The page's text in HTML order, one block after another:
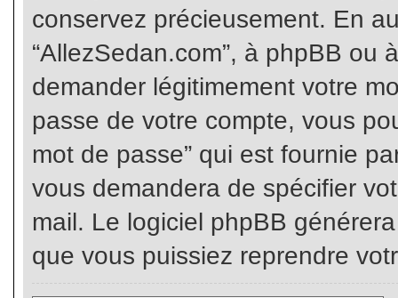
conservez précieusement. En
“AllezSedan.com”, à phpBB ou
demander légitimement votre
passe de votre compte, vous
mot de passe” qui est fournie
vous demandera de spécifier
mail. Le logiciel phpBB
que vous puissiez reprendre